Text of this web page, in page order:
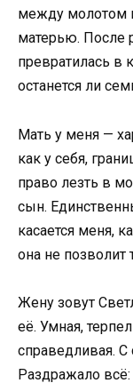
между молотом
матерью. После
превратилась в
останется ли
Мать у меня —
как у себя,
право лезть в
сын.
касается меня,
она не позволит
Жену зовут
её. Умная,
справедливая. С
Раздражало всё: